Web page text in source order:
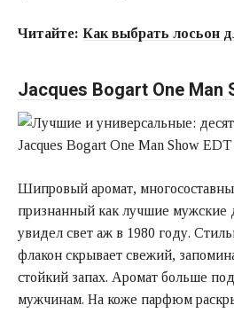
Читайте: Как выбрать лосьон
Jacques Bogart One Man
Шипровый аромат,
признанный как лучшие
увидел свет аж в 1980 году.
флакон скрывает свежий,
стойкий запах. Аромат больше
мужчинам. На коже парфюм